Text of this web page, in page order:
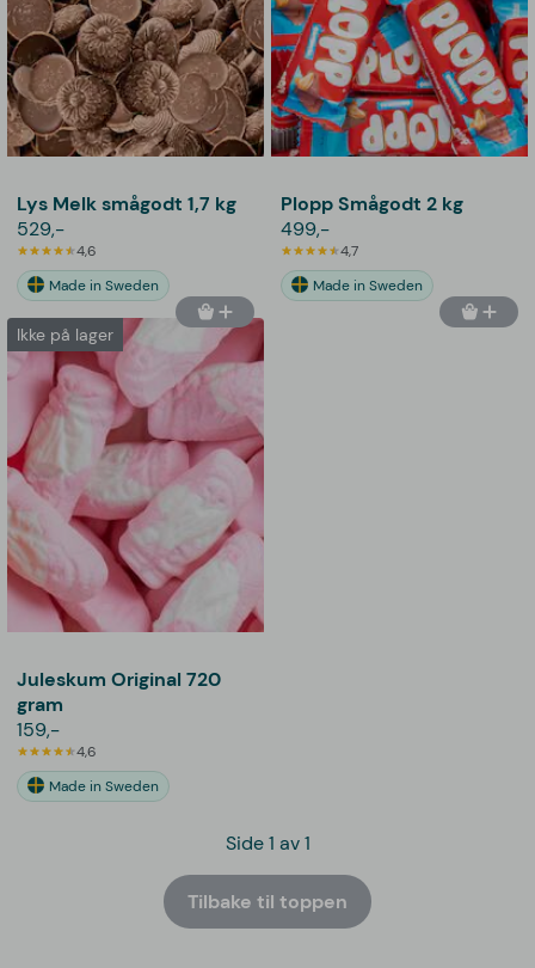
Lys Melk smågodt 1,7 kg
529,-
4,6
Made in Sweden
Plopp Smågodt 2 kg
499,-
4,7
Made in Sweden
Ikke på lager
Juleskum Original 720
gram
159,-
4,6
Made in Sweden
Side 1 av 1
Tilbake til toppen